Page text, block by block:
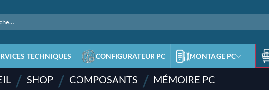
TECHNIQUES CONFIGURATEUR PC MONTAGE PC
/ SHOP / COMPOSANTS / MÉMOIRE PC